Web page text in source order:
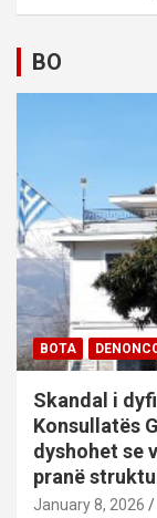
BO
BOTA
Skandal i
Konsullatës
dyshohet se
pranë
January 8, 2026